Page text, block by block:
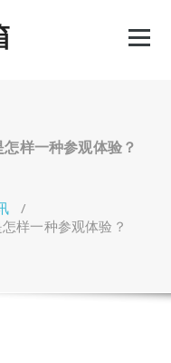
样一种参观体验？
/
样一种参观体验？